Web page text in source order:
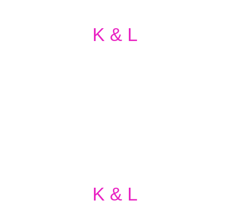
K & L
K & L